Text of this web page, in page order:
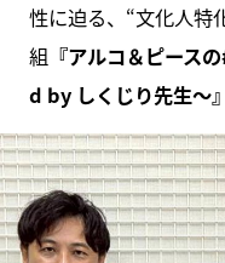
性に迫る、“文化人特
組 『アルコ＆ピース
d by しくじり先生〜』